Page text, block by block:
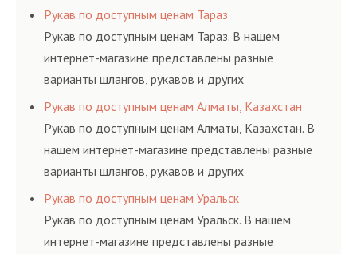
резинотехнических изделий, соответствующих
ГОСТам, техническим условиям и нормативам.
Рукав по доступным ценам Тараз
Рукав по доступным ценам Тараз. В нашем
интернет-магазине представлены разные
варианты шлангов, рукавов и других
резинотехнических изделий, соответствующих
ГОСТам, техническим условиям и нормативам.
Рукав по доступным ценам Алматы, Казахстан
Рукав по доступным ценам Алматы, Казахстан. В
нашем интернет-магазине представлены разные
варианты шлангов, рукавов и других
резинотехнических изделий, соответствующих
ГОСТам, техническим условиям и нормативам.
Рукав по доступным ценам Уральск
Рукав по доступным ценам Уральск. В нашем
интернет-магазине представлены разные